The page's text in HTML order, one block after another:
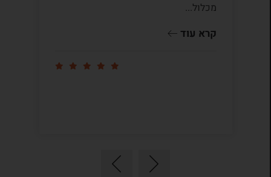
מכלול...
קרא עוד